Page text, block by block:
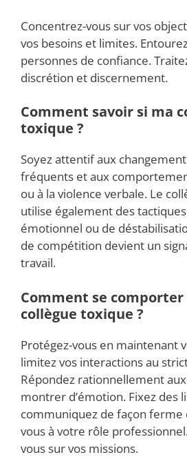
Concentrez-vous sur vos
vos besoins et limites.
personnes de confiance.
discrétion et discernement.
Comment savoir si ma
toxique ?
Soyez attentif aux
fréquents et aux
ou à la violence verbale. Le
utilise également des
émotionnel ou de
de compétition devient un
travail.
Comment se comporter
collègue toxique ?
Protégez-vous en maintenant
limitez vos interactions au
Répondez rationnellement
montrer d’émotion. Fixez des
communiquez de façon ferme
vous à votre rôle
vous sur vos missions.